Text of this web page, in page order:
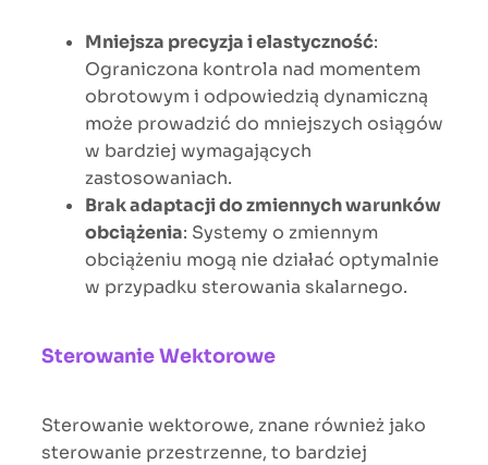
Mniejsza precyzja i elastyczność:
Ograniczona kontrola nad momentem
obrotowym i odpowiedzią dynamiczną
może prowadzić do mniejszych osiągów
w bardziej wymagających
zastosowaniach.
Brak adaptacji do zmiennych warunków
obciążenia: Systemy o zmiennym
obciążeniu mogą nie działać optymalnie
w przypadku sterowania skalarnego.
Sterowanie Wektorowe
Sterowanie wektorowe, znane również jako
sterowanie przestrzenne, to bardziej